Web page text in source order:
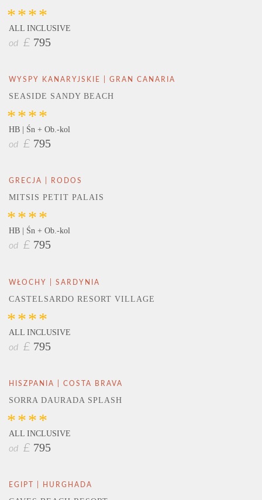
****
ALL INCLUSIVE
od £ 795
WYSPY KANARYJSKIE | GRAN CANARIA
SEASIDE SANDY BEACH
****
HB | Śn + Ob.-kol
od £ 795
GRECJA | RODOS
MITSIS PETIT PALAIS
****
HB | Śn + Ob.-kol
od £ 795
WŁOCHY | SARDYNIA
CASTELSARDO RESORT VILLAGE
****
ALL INCLUSIVE
od £ 795
HISZPANIA | COSTA BRAVA
SORRA DAURADA SPLASH
****
ALL INCLUSIVE
od £ 795
EGIPT | HURGHADA